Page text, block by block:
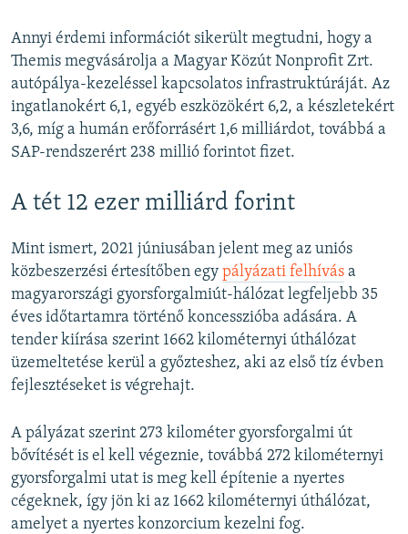
Annyi érdemi információt sikerült megtudni, hogy a
Themis megvásárolja a Magyar Közút Nonprofit Zrt.
autópálya-kezeléssel kapcsolatos infrastruktúráját. Az
ingatlanokért 6,1, egyéb eszközökért 6,2, a készletekért
3,6, míg a humán erőforrásért 1,6 milliárdot, továbbá a
SAP-rendszerért 238 millió forintot fizet.
A tét 12 ezer milliárd forint
Mint ismert, 2021 júniusában jelent meg az uniós
közbeszerzési értesítőben egy pályázati felhívás a
magyarországi gyorsforgalmiút-hálózat legfeljebb 35
éves időtartamra történő koncesszióba adására. A
tender kiírása szerint 1662 kilométernyi úthálózat
üzemeltetése kerül a győzteshez, aki az első tíz évben
fejlesztéseket is végrehajt.
A pályázat szerint 273 kilométer gyorsforgalmi út
bővítését is el kell végeznie, továbbá 272 kilométernyi
gyorsforgalmi utat is meg kell építenie a nyertes
cégeknek, így jön ki az 1662 kilométernyi úthálózat,
amelyet a nyertes konzorcium kezelni fog.